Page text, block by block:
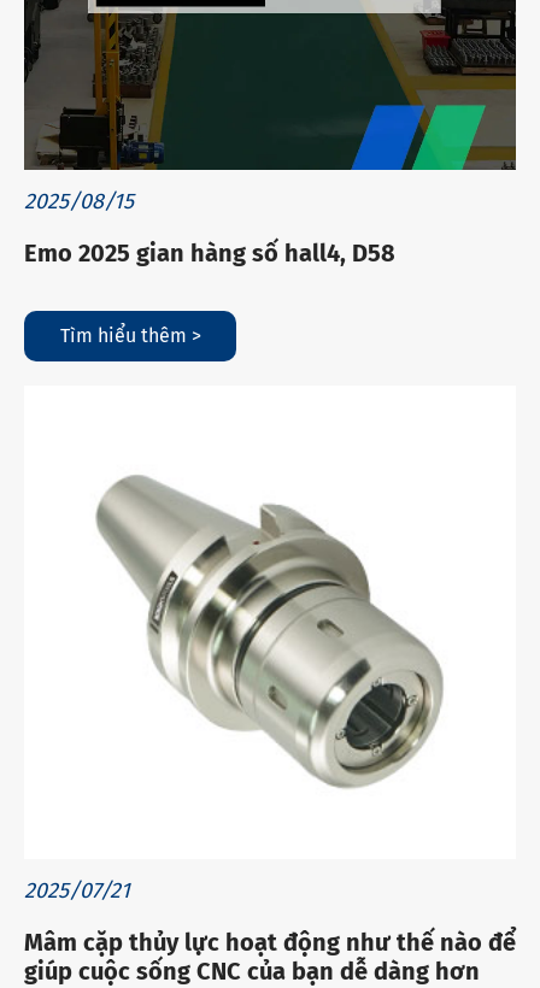
2025/08/15
Emo 2025 gian hàng số hall4, D58
Tìm hiểu thêm >
2025/07/21
Mâm cặp thủy lực hoạt động như thế nào để
giúp cuộc sống CNC của bạn dễ dàng hơn